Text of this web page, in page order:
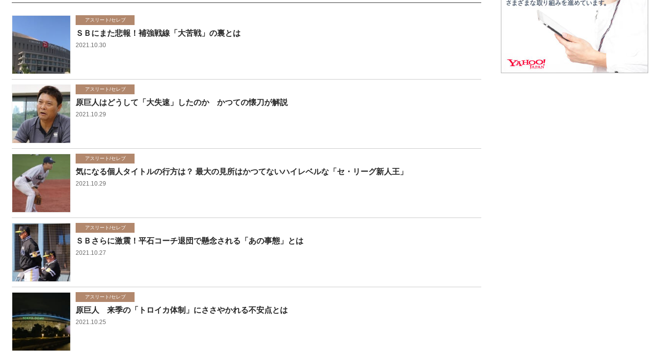
アスリート/セレブ
ＳＢにまた悲報！補強戦線「大苦戦」の裏とは
2021.10.30
アスリート/セレブ
原巨人はどうして「大失速」したのか かつての懐刀が解説
2021.10.29
アスリート/セレブ
気になる個人タイトルの行方は？ 最大の見所はかつてないハイレベルな「セ・リーグ新人王」
2021.10.29
アスリート/セレブ
ＳＢさらに激震！平石コーチ退団で懸念される「あの事態」とは
2021.10.27
アスリート/セレブ
原巨人 来季の「トロイカ体制」にささやかれる不安点とは
2021.10.25